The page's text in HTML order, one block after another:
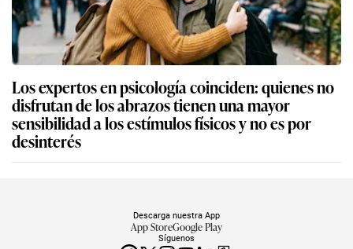
Los expertos en psicología coinciden: quienes no
disfrutan de los abrazos tienen una mayor
sensibilidad a los estímulos físicos y no es por
desinterés
Síguenos
Descarga nuestra App
App StoreGoogle Play